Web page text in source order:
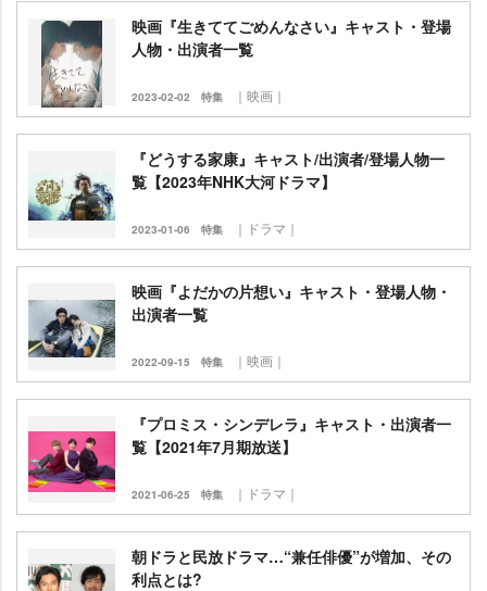
映画『生きててごめんなさい』キャスト・登場
人物・出演者一覧
2023-02-02 特集 ｜映画｜
『どうする家康』キャスト/出演者/登場人物一
覧【2023年NHK大河ドラマ】
2023-01-06 特集 ｜ドラマ｜
映画『よだかの片想い』キャスト・登場人物・
出演者一覧
2022-09-15 特集 ｜映画｜
『プロミス・シンデレラ』キャスト・出演者一
覧【2021年7月期放送】
2021-06-25 特集 ｜ドラマ｜
朝ドラと民放ドラマ…“兼任俳優”が増加、その
利点とは?